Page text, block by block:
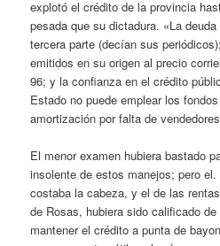
explotó el crédito de la provincia
pesada que su dictadura. «La
tercera parte (decían sus
emitidos en su origen al precio
96; y la confianza en el crédito
Estado no puede emplear los
amortización por falta de
El menor examen hubiera bastado
insolente de estos manejos; pero
costaba la cabeza, y el de las
de Rosas, hubiera sido calificado
mantener el crédito a punta de